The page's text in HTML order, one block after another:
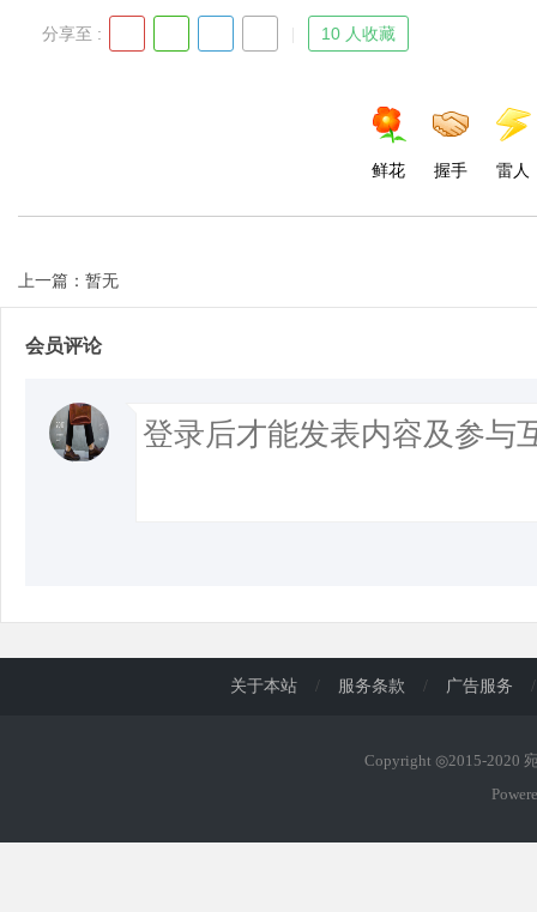
分享至 : 10 人收藏
鲜花 握手 雷人
上一篇：暂无
会员评论
关于本站 / 服务条款 / 广告服务 /
Copyright ◎2015-2020